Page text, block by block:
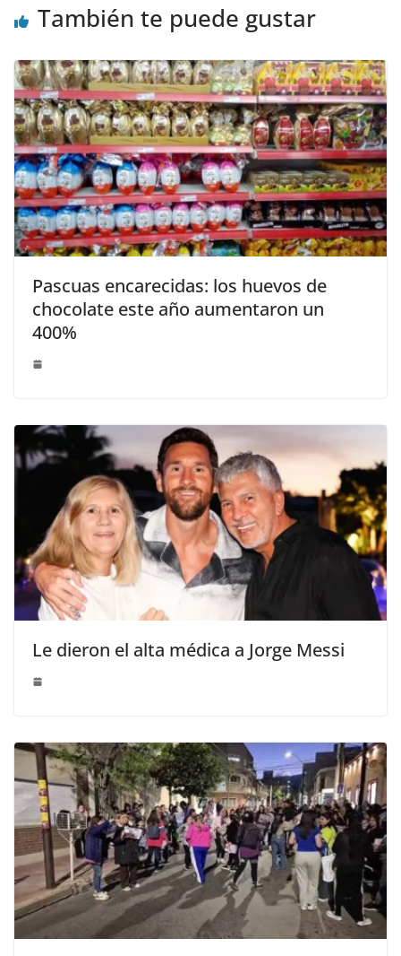
También te puede gustar
Pascuas encarecidas: los huevos de
chocolate este año aumentaron un
400%
Le dieron el alta médica a Jorge Messi